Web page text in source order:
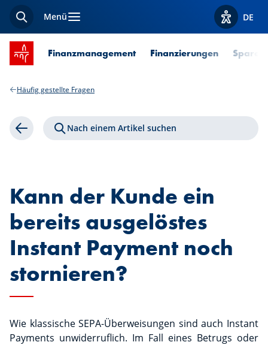
SucheMenü Optionen
DE
Startseite SPUERKEESS
Finanzmanagement Finanzierungen Sparen
Häufig gestellte Fragen
Zurück Nach einem Artikel suchen
Kann der Kunde ein
bereits ausgelöstes
Instant Payment noch
stornieren?
Wie klassische SEPA-Überweisungen sind auch Instant
Payments unwiderruflich. Im Fall eines Betrugs oder